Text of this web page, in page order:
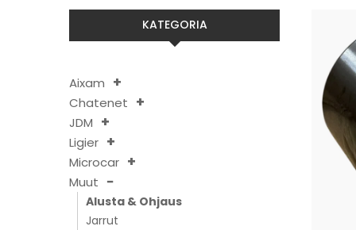
KATEGORIA
Aixam
Chatenet
JDM
Ligier
Microcar
Muut
Alusta & Ohjaus
Jarrut